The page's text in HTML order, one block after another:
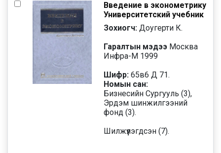
Введение в эконометрику
Университетский учебник
Зохиогч: Доугерти К.
Гаралтын мэдээ Москва
Инфра-М 1999
Шифр: 65в6 Д 71.
Номын сан:
Бизнесийн Сургууль (3),
Эрдэм шинжилгээний
фонд (3).
Шилжүүлэгдсэн (7).